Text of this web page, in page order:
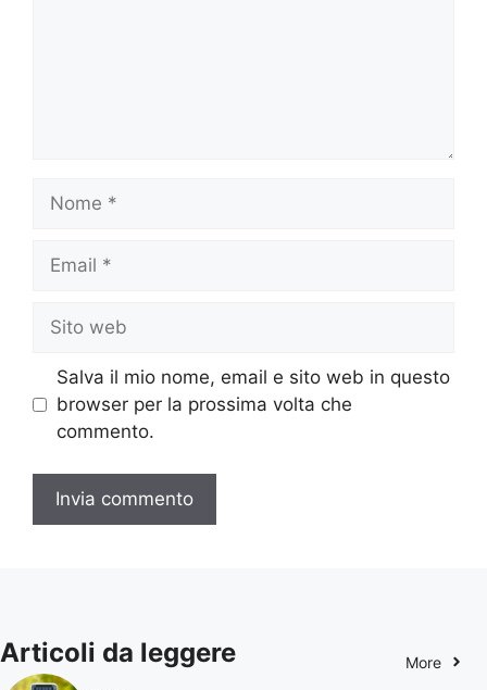
Nome
Email
Sito
web
Salva il mio nome, email e sito web in questo
browser per la prossima volta che
commento.
Articoli da leggere More